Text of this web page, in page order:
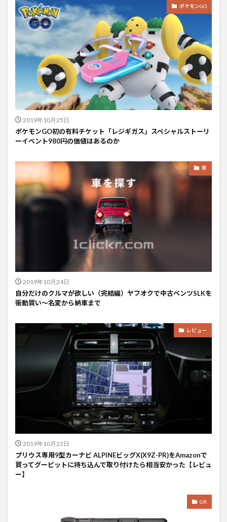
ポケモンGO
2019年10月25日
ポケモンGO初の有料チケット「レジギガス」スペシャルストーリ
ーイベント980円の価値はあるのか
車
2019年10月24日
自分だけのクルマが欲しい（完結編）ヤフオクで中古ベンツSLKを
衝動買い〜名変から納車まで
レビュー
2019年10月23日
プリウス専用9型カーナビ ALPINEビッグX(X9Z-PR)をAmazonで
買ってグーピットに持ち込んで取り付けたら相当安かった【レビュ
ー】
GR